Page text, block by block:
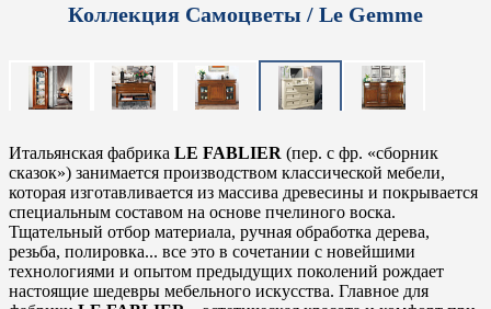
Коллекция Самоцветы / Le Gemme
Итальянская фабрика LE FABLIER (пер. с фр. «сборник
сказок») занимается производством классической мебели,
которая изготавливается из массива древесины и покрывается
специальным составом на основе пчелиного воска.
Тщательный отбор материала, ручная обработка дерева,
резьба, полировка... все это в сочетании с новейшими
технологиями и опытом предыдущих поколений рождает
настоящие шедевры мебельного искусства. Главное для